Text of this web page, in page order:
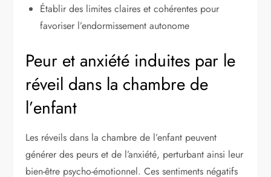
Établir des limites claires et cohérentes pour
favoriser l’endormissement autonome
Peur et anxiété induites par le
réveil dans la chambre de
l’enfant
Les réveils dans la chambre de l’enfant peuvent
générer des peurs et de l’anxiété, perturbant ainsi leur
bien-être psycho-émotionnel. Ces sentiments négatifs